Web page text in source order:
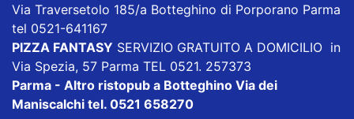
Via Traversetolo 185/a Botteghino di Porporano Parma
tel 0521-641167
PIZZA FANTASY SERVIZIO GRATUITO A DOMICILIO in
Via Spezia, 57 Parma TEL 0521. 257373
Parma - Altro ristopub a Botteghino Via dei
Maniscalchi tel. 0521 658270